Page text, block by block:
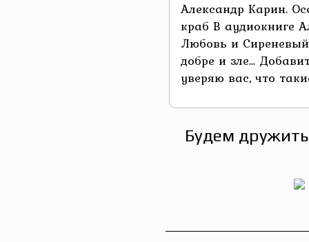
Александр Карин.
краб В аудиокниге
Любовь и
добре и зле...
уверяю вас, что
Будем